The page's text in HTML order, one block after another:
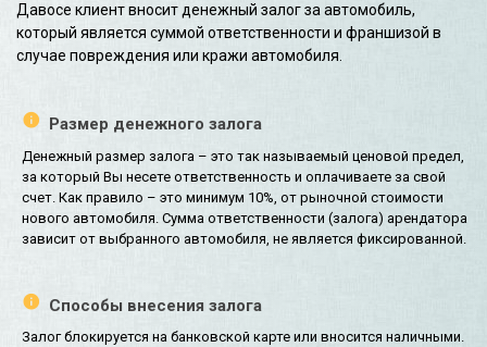
Давосе клиент вносит денежный залог за автомобиль,
который является суммой ответственности и франшизой в
случае повреждения или кражи автомобиля.
Размер денежного залога
Денежный размер залога – это так называемый ценовой предел,
за который Вы несете ответственность и оплачиваете за свой
счет. Как правило – это минимум 10%, от рыночной стоимости
нового автомобиля. Сумма ответственности (залога) арендатора
зависит от выбранного автомобиля, не является фиксированной.
Способы внесения залога
Залог блокируется на банковской карте или вносится наличными.